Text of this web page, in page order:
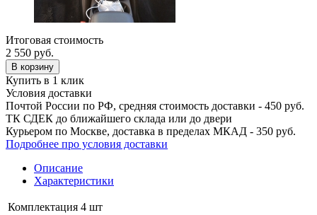
Итоговая стоимость
2 550 руб.
В корзину
Купить в 1 клик
Условия доставки
Почтой России по РФ, средняя стоимость доставки - 450 руб.
ТК СДЕК до ближайшего склада или до двери
Курьером по Москве, доставка в пределах МКАД - 350 руб.
Подробнее про условия доставки
Описание
Характеристики
Комплектация 4 шт